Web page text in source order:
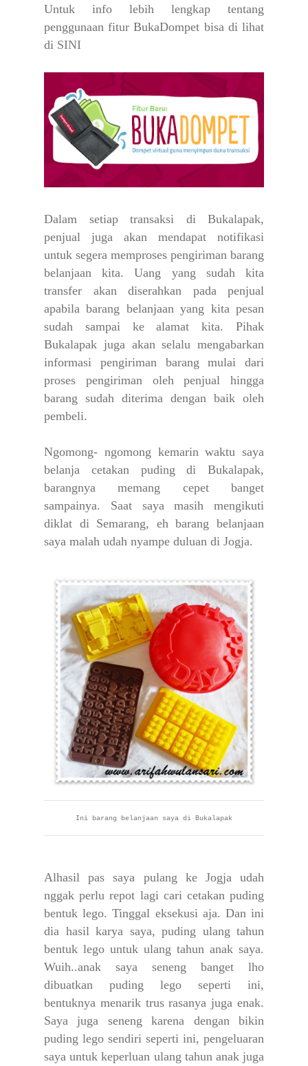
Untuk info lebih lengkap tentang
penggunaan fitur BukaDompet bisa di lihat
di SINI
Dalam setiap transaksi di Bukalapak,
penjual juga akan mendapat notifikasi
untuk segera memproses pengiriman barang
belanjaan kita. Uang yang sudah kita
transfer akan diserahkan pada penjual
apabila barang belanjaan yang kita pesan
sudah sampai ke alamat kita. Pihak
Bukalapak juga akan selalu mengabarkan
informasi pengiriman barang mulai dari
proses pengiriman oleh penjual hingga
barang sudah diterima dengan baik oleh
pembeli.
Ngomong- ngomong kemarin waktu saya
belanja cetakan puding di Bukalapak,
barangnya memang cepet banget
sampainya. Saat saya masih mengikuti
diklat di Semarang, eh barang belanjaan
saya malah udah nyampe duluan di Jogja.
Ini barang belanjaan saya di Bukalapak
Alhasil pas saya pulang ke Jogja udah
nggak perlu repot lagi cari cetakan puding
bentuk lego. Tinggal eksekusi aja. Dan ini
dia hasil karya saya, puding ulang tahun
bentuk lego untuk ulang tahun anak saya.
Wuih..anak saya seneng banget lho
dibuatkan puding lego seperti ini,
bentuknya menarik trus rasanya juga enak.
Saya juga seneng karena dengan bikin
puding lego sendiri seperti ini, pengeluaran
saya untuk keperluan ulang tahun anak juga